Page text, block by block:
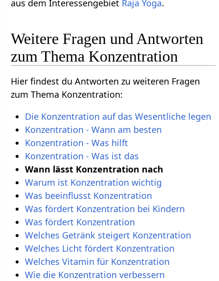
aus dem Interessengebiet Raja Yoga.
Weitere Fragen und Antworten
zum Thema Konzentration
Hier findest du Antworten zu weiteren Fragen
zum Thema Konzentration:
Die Konzentration auf das Wesentliche legen
Konzentration - Wann am besten
Konzentration - Was hilft
Konzentration - Was ist das
Wann lässt Konzentration nach
Warum ist Konzentration wichtig
Was beeinflusst Konzentration
Was fördert Konzentration bei Kindern
Was fördert Konzentration
Welches Getränk steigert Konzentration
Welches Licht fördert Konzentration
Welches Vitamin für Konzentration
Wie die Konzentration verbessern